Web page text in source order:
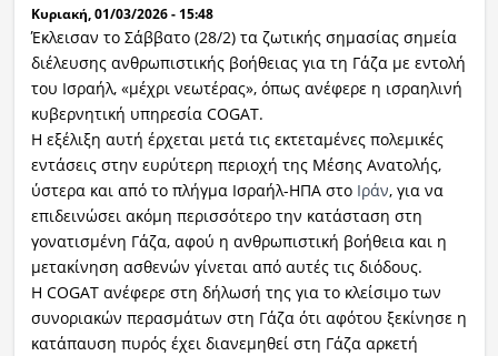
Κυριακή, 01/03/2026 - 15:48
Έκλεισαν το Σάββατο (28/2) τα ζωτικής σημασίας σημεία
διέλευσης ανθρωπιστικής βοήθειας για τη Γάζα με εντολή
του Ισραήλ, «μέχρι νεωτέρας», όπως ανέφερε η ισραηλινή
κυβερνητική υπηρεσία COGAT.
Η εξέλιξη αυτή έρχεται μετά τις εκτεταμένες πολεμικές
εντάσεις στην ευρύτερη περιοχή της Μέσης Ανατολής,
ύστερα και από το πλήγμα Ισραήλ-ΗΠΑ στο Ιράν, για να
επιδεινώσει ακόμη περισσότερο την κατάσταση στη
γονατισμένη Γάζα, αφού η ανθρωπιστική βοήθεια και η
μετακίνηση ασθενών γίνεται από αυτές τις διόδους.
Η COGAT ανέφερε στη δήλωσή της για το κλείσιμο των
συνοριακών περασμάτων στη Γάζα ότι αφότου ξεκίνησε η
κατάπαυση πυρός έχει διανεμηθεί στη Γάζα αρκετή